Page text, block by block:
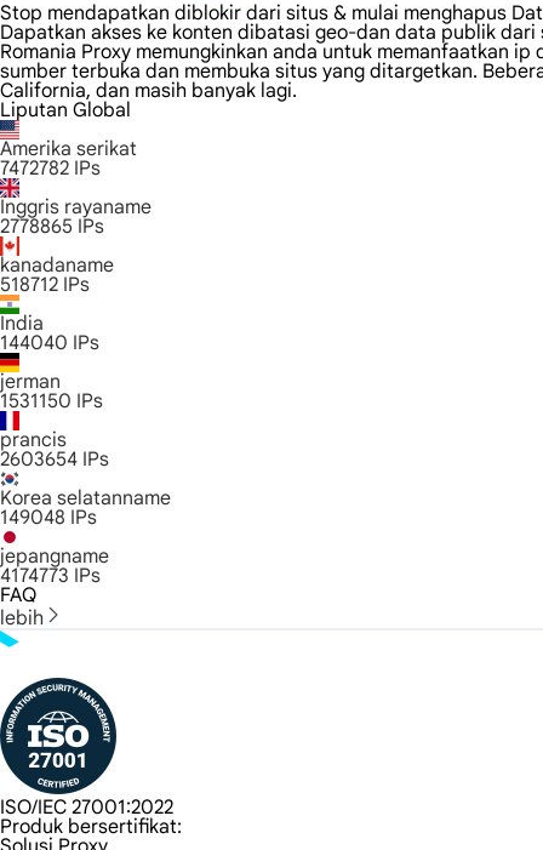
Stop mendapatkan diblokir dari situs & mulai menghapus
Dapatkan akses ke konten dibatasi geo-dan data publik dari
Romania Proxy memungkinkan anda untuk memanfaatkan
sumber terbuka dan membuka situs yang ditargetkan.
California, dan masih banyak lagi.
Liputan Global
Amerika serikat
7472782 IPs
Inggris rayaname
2778865 IPs
kanadaname
518712 IPs
India
144040 IPs
jerman
1531150 IPs
prancis
2603654 IPs
Korea selatanname
149048 IPs
jepangname
4174773 IPs
FAQ
lebih
ISO/IEC 27001:2022
Produk bersertifikat: